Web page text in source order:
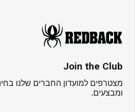
Join the Club
מצטרפים למועדון החברים שלנו
ומבצעים.